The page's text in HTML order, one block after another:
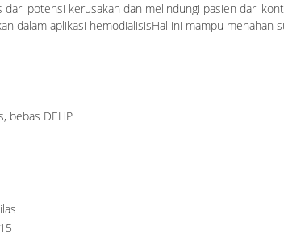
potensi kerusakan dan melindungi pasien dari
dalam aplikasi hemodialisisHal ini mampu
bebas DEHP